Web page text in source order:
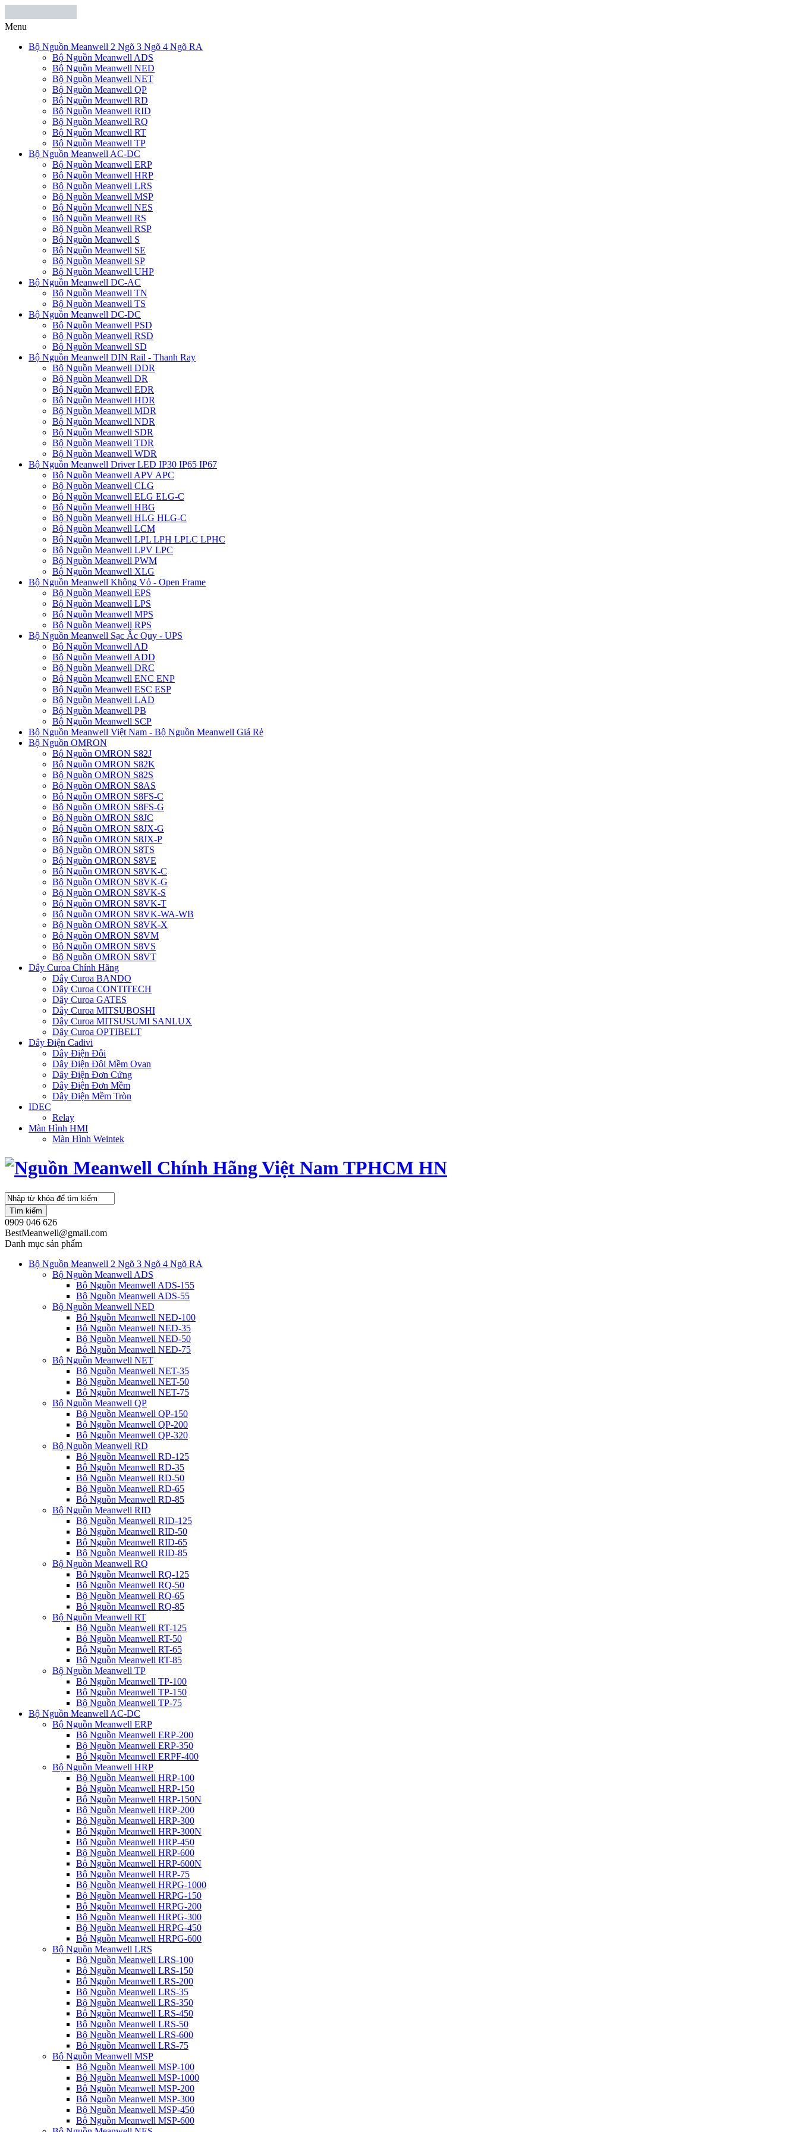
Menu
Bộ Nguồn Meanwell 2 Ngõ 3 Ngõ 4 Ngõ RA
Bộ Nguồn Meanwell ADS
Bộ Nguồn Meanwell NED
Bộ Nguồn Meanwell NET
Bộ Nguồn Meanwell QP
Bộ Nguồn Meanwell RD
Bộ Nguồn Meanwell RID
Bộ Nguồn Meanwell RQ
Bộ Nguồn Meanwell RT
Bộ Nguồn Meanwell TP
Bộ Nguồn Meanwell AC-DC
Bộ Nguồn Meanwell ERP
Bộ Nguồn Meanwell HRP
Bộ Nguồn Meanwell LRS
Bộ Nguồn Meanwell MSP
Bộ Nguồn Meanwell NES
Bộ Nguồn Meanwell RS
Bộ Nguồn Meanwell RSP
Bộ Nguồn Meanwell S
Bộ Nguồn Meanwell SE
Bộ Nguồn Meanwell SP
Bộ Nguồn Meanwell UHP
Bộ Nguồn Meanwell DC-AC
Bộ Nguồn Meanwell TN
Bộ Nguồn Meanwell TS
Bộ Nguồn Meanwell DC-DC
Bộ Nguồn Meanwell PSD
Bộ Nguồn Meanwell RSD
Bộ Nguồn Meanwell SD
Bộ Nguồn Meanwell DIN Rail - Thanh Ray
Bộ Nguồn Meanwell DDR
Bộ Nguồn Meanwell DR
Bộ Nguồn Meanwell EDR
Bộ Nguồn Meanwell HDR
Bộ Nguồn Meanwell MDR
Bộ Nguồn Meanwell NDR
Bộ Nguồn Meanwell SDR
Bộ Nguồn Meanwell TDR
Bộ Nguồn Meanwell WDR
Bộ Nguồn Meanwell Driver LED IP30 IP65 IP67
Bộ Nguồn Meanwell APV APC
Bộ Nguồn Meanwell CLG
Bộ Nguồn Meanwell ELG ELG-C
Bộ Nguồn Meanwell HBG
Bộ Nguồn Meanwell HLG HLG-C
Bộ Nguồn Meanwell LCM
Bộ Nguồn Meanwell LPL LPH LPLC LPHC
Bộ Nguồn Meanwell LPV LPC
Bộ Nguồn Meanwell PWM
Bộ Nguồn Meanwell XLG
Bộ Nguồn Meanwell Không Vỏ - Open Frame
Bộ Nguồn Meanwell EPS
Bộ Nguồn Meanwell LPS
Bộ Nguồn Meanwell MPS
Bộ Nguồn Meanwell RPS
Bộ Nguồn Meanwell Sạc Ắc Quy - UPS
Bộ Nguồn Meanwell AD
Bộ Nguồn Meanwell ADD
Bộ Nguồn Meanwell DRC
Bộ Nguồn Meanwell ENC ENP
Bộ Nguồn Meanwell ESC ESP
Bộ Nguồn Meanwell LAD
Bộ Nguồn Meanwell PB
Bộ Nguồn Meanwell SCP
Bộ Nguồn Meanwell Việt Nam - Bộ Nguồn Meanwell Giá Rẻ
Bộ Nguồn OMRON
Bộ Nguồn OMRON S82J
Bộ Nguồn OMRON S82K
Bộ Nguồn OMRON S82S
Bộ Nguồn OMRON S8AS
Bộ Nguồn OMRON S8FS-C
Bộ Nguồn OMRON S8FS-G
Bộ Nguồn OMRON S8JC
Bộ Nguồn OMRON S8JX-G
Bộ Nguồn OMRON S8JX-P
Bộ Nguồn OMRON S8TS
Bộ Nguồn OMRON S8VE
Bộ Nguồn OMRON S8VK-C
Bộ Nguồn OMRON S8VK-G
Bộ Nguồn OMRON S8VK-S
Bộ Nguồn OMRON S8VK-T
Bộ Nguồn OMRON S8VK-WA-WB
Bộ Nguồn OMRON S8VK-X
Bộ Nguồn OMRON S8VM
Bộ Nguồn OMRON S8VS
Bộ Nguồn OMRON S8VT
Dây Curoa Chính Hãng
Dây Curoa BANDO
Dây Curoa CONTITECH
Dây Curoa GATES
Dây Curoa MITSUBOSHI
Dây Curoa MITSUSUMI SANLUX
Dây Curoa OPTIBELT
Dây Điện Cadivi
Dây Điện Đôi
Dây Điện Đôi Mềm Ovan
Dây Điện Đơn Cứng
Dây Điện Đơn Mềm
Dây Điện Mềm Tròn
IDEC
Relay
Màn Hình HMI
Màn Hình Weintek
Tìm kiếm
0909 046 626
BestMeanwell@gmail.com
Danh mục sản phẩm
Bộ Nguồn Meanwell 2 Ngõ 3 Ngõ 4 Ngõ RA
Bộ Nguồn Meanwell ADS
Bộ Nguồn Meanwell ADS-155
Bộ Nguồn Meanwell ADS-55
Bộ Nguồn Meanwell NED
Bộ Nguồn Meanwell NED-100
Bộ Nguồn Meanwell NED-35
Bộ Nguồn Meanwell NED-50
Bộ Nguồn Meanwell NED-75
Bộ Nguồn Meanwell NET
Bộ Nguồn Meanwell NET-35
Bộ Nguồn Meanwell NET-50
Bộ Nguồn Meanwell NET-75
Bộ Nguồn Meanwell QP
Bộ Nguồn Meanwell QP-150
Bộ Nguồn Meanwell QP-200
Bộ Nguồn Meanwell QP-320
Bộ Nguồn Meanwell RD
Bộ Nguồn Meanwell RD-125
Bộ Nguồn Meanwell RD-35
Bộ Nguồn Meanwell RD-50
Bộ Nguồn Meanwell RD-65
Bộ Nguồn Meanwell RD-85
Bộ Nguồn Meanwell RID
Bộ Nguồn Meanwell RID-125
Bộ Nguồn Meanwell RID-50
Bộ Nguồn Meanwell RID-65
Bộ Nguồn Meanwell RID-85
Bộ Nguồn Meanwell RQ
Bộ Nguồn Meanwell RQ-125
Bộ Nguồn Meanwell RQ-50
Bộ Nguồn Meanwell RQ-65
Bộ Nguồn Meanwell RQ-85
Bộ Nguồn Meanwell RT
Bộ Nguồn Meanwell RT-125
Bộ Nguồn Meanwell RT-50
Bộ Nguồn Meanwell RT-65
Bộ Nguồn Meanwell RT-85
Bộ Nguồn Meanwell TP
Bộ Nguồn Meanwell TP-100
Bộ Nguồn Meanwell TP-150
Bộ Nguồn Meanwell TP-75
Bộ Nguồn Meanwell AC-DC
Bộ Nguồn Meanwell ERP
Bộ Nguồn Meanwell ERP-200
Bộ Nguồn Meanwell ERP-350
Bộ Nguồn Meanwell ERPF-400
Bộ Nguồn Meanwell HRP
Bộ Nguồn Meanwell HRP-100
Bộ Nguồn Meanwell HRP-150
Bộ Nguồn Meanwell HRP-150N
Bộ Nguồn Meanwell HRP-200
Bộ Nguồn Meanwell HRP-300
Bộ Nguồn Meanwell HRP-300N
Bộ Nguồn Meanwell HRP-450
Bộ Nguồn Meanwell HRP-600
Bộ Nguồn Meanwell HRP-600N
Bộ Nguồn Meanwell HRP-75
Bộ Nguồn Meanwell HRPG-1000
Bộ Nguồn Meanwell HRPG-150
Bộ Nguồn Meanwell HRPG-200
Bộ Nguồn Meanwell HRPG-300
Bộ Nguồn Meanwell HRPG-450
Bộ Nguồn Meanwell HRPG-600
Bộ Nguồn Meanwell LRS
Bộ Nguồn Meanwell LRS-100
Bộ Nguồn Meanwell LRS-150
Bộ Nguồn Meanwell LRS-200
Bộ Nguồn Meanwell LRS-35
Bộ Nguồn Meanwell LRS-350
Bộ Nguồn Meanwell LRS-450
Bộ Nguồn Meanwell LRS-50
Bộ Nguồn Meanwell LRS-600
Bộ Nguồn Meanwell LRS-75
Bộ Nguồn Meanwell MSP
Bộ Nguồn Meanwell MSP-100
Bộ Nguồn Meanwell MSP-1000
Bộ Nguồn Meanwell MSP-200
Bộ Nguồn Meanwell MSP-300
Bộ Nguồn Meanwell MSP-450
Bộ Nguồn Meanwell MSP-600